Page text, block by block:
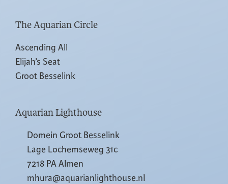
The Aquarian Circle
Ascending All
Elijah’s Seat
Groot Besselink
Aquarian Lighthouse
Domein Groot Besselink
Lage Lochemseweg 31c
7218 PA Almen
mhura@aquarianlighthouse.nl